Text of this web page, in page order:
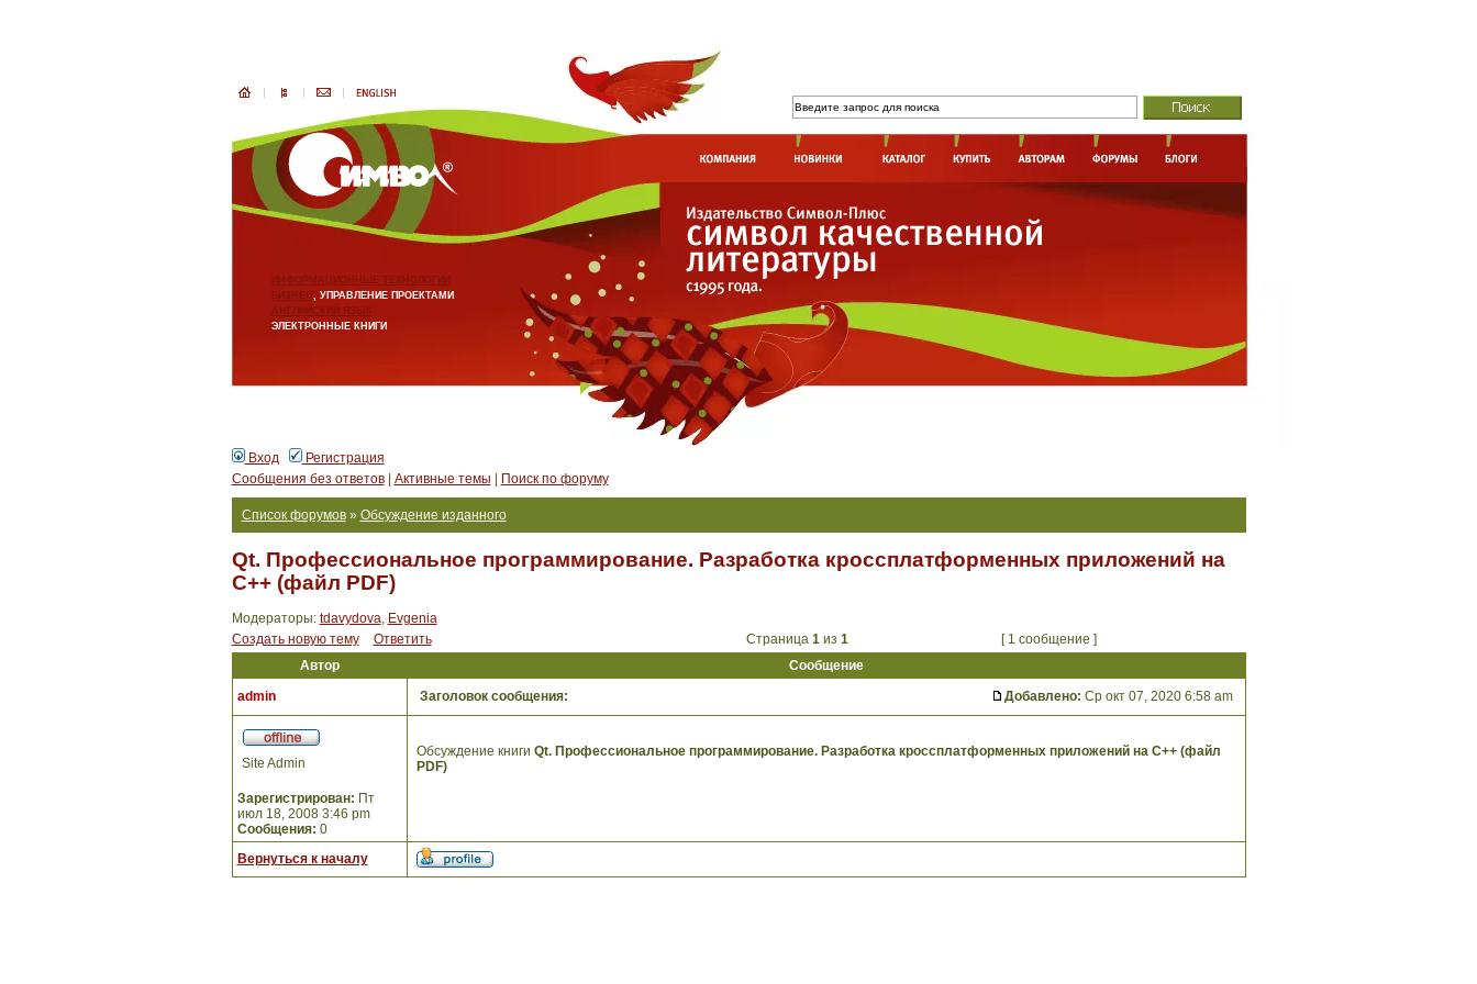
ИНФОРМАЦИОННЫЕ ТЕХНОЛОГИИ
БИЗНЕС, УПРАВЛЕНИЕ ПРОЕКТАМИ
АНГЛИЙСКИЙ ЯЗЫК
ЭЛЕКТРОННЫЕ КНИГИ
Вход
Регистрация
Сообщения без ответов| Активные темы Поиск по форуму
Список форумов» Обсуждение изданного
Qt. Профессиональное программирование. Разработка кроссплатформенных приложений на
С++ (файл PDF)
Модераторы: tdavydova, Evgenia
Создать новую тему
Ответить Страница 1из 1
[ 1 сообщение ]
Автор
Сообщение
admin
Заголовок сообщения: Добавлено: Ср окт 07, 2020 6:58 am
Site Admin
Зарегистрирован: Пт
июл 18, 2008 3:46 pm
Сообщения: 0
Обсуждение книги Qt. Профессиональное программирование. Разработка кроссплатформенных приложений на С++ (файл
PDF)
Вернуться к началу